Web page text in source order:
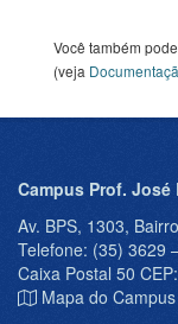
Você também
(veja
Campus Prof. José
Av. BPS, 1303,
Telefone: (35) 3629
Caixa Postal 50
Mapa do Campus